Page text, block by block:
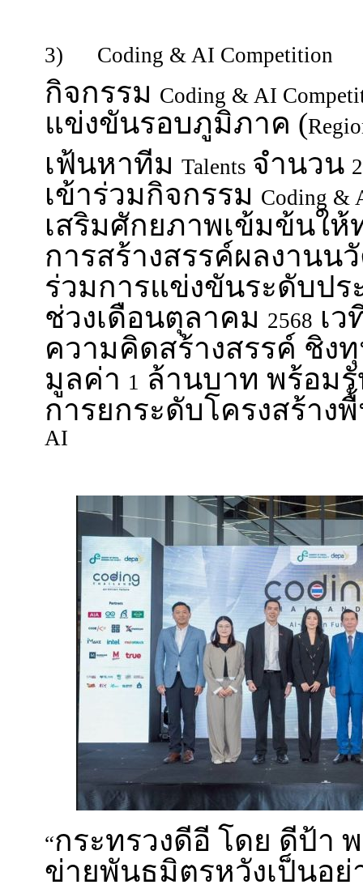
3) Coding & AI Competition
กิจกรรม Coding & AI
แข่งขันรอบภูมิภาค (
เฟ้นหาทีม Talents จำนวน
เข้าร่วมกิจกรรม Coding &
เสริมศักยภาพเข้มข้นใ
การสร้างสรรค์ผลงานน
ร่วมการแข่งขันระดับปร
ช่วงเดือนตุลาคม 2568 เ
ความคิดสร้างสรรค์ ชิง
มูลค่า 1 ล้านบาท พร้อม
การยกระดับโครงสร้าง
AI
“กระทรวงดีอี โดย ดีป้า
ข่ายพันธมิตรหวังเป็นอย่